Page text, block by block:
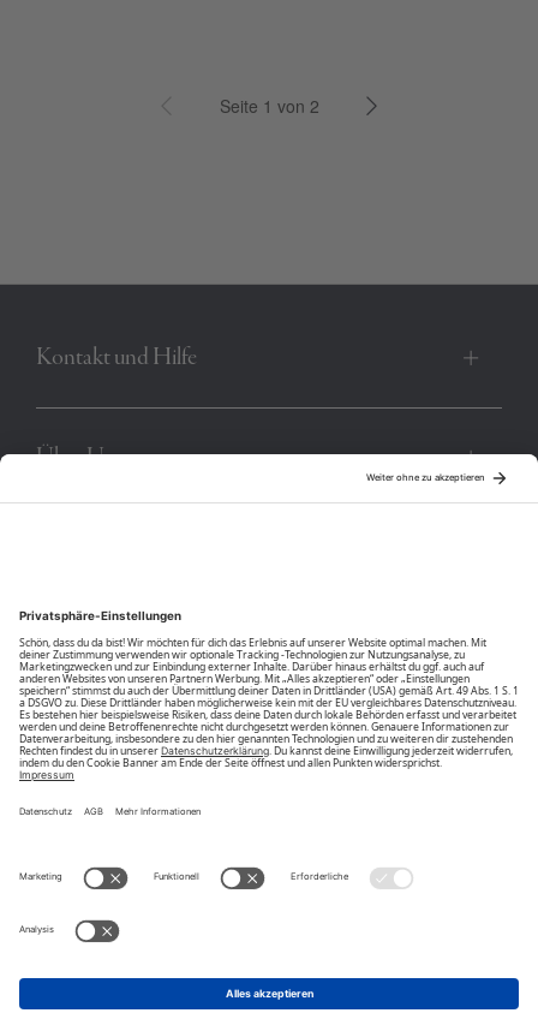
Seite 1 von 2
Kontakt und Hilfe
Über Uns
Unsere Vorteile
Unsere Partner